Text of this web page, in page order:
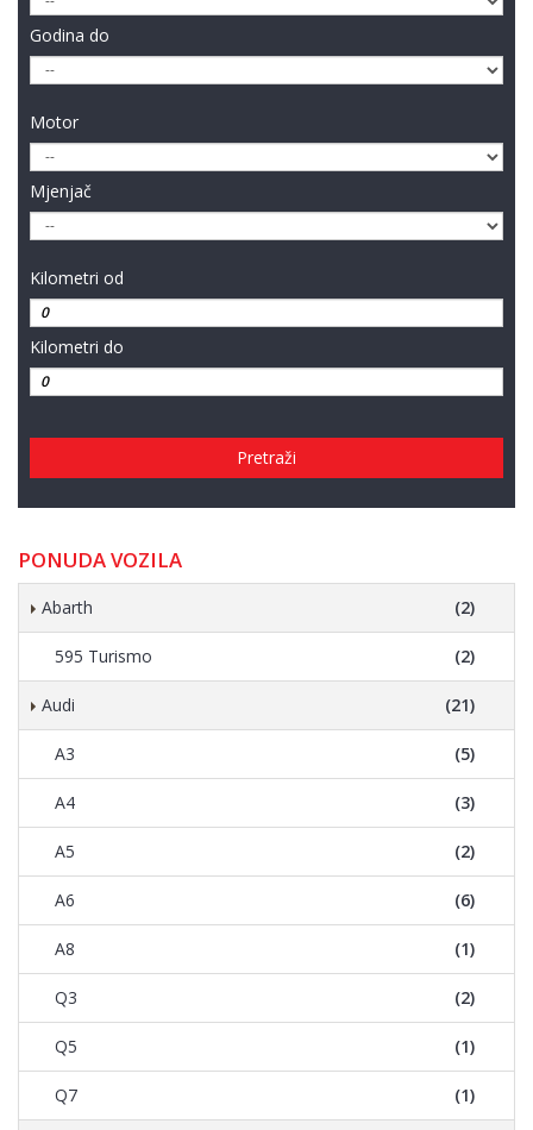
Godina do
Motor
Mjenjač
Kilometri od
Kilometri do
Pretraži
PONUDA VOZILA
Abarth (2)
595 Turismo (2)
Audi (21)
A3 (5)
A4 (3)
A5 (2)
A6 (6)
A8 (1)
Q3 (2)
Q5 (1)
Q7 (1)